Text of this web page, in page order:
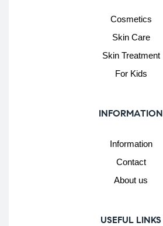
Cosmetics
Skin Care
Skin Treatment
For Kids
INFORMATION
Information
Contact
About us
USEFUL LINKS